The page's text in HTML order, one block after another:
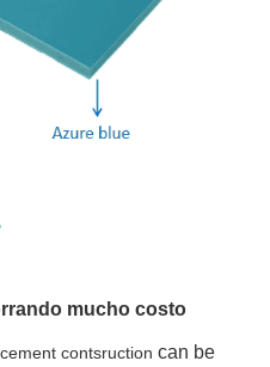
mucho costo
contsruction can be